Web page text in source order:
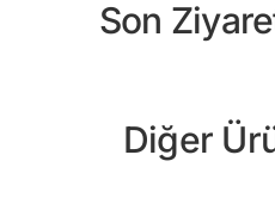
Son
Diğer